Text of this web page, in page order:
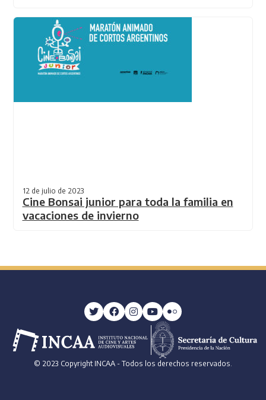
12 de julio de 2023
Cine Bonsai junior para toda la familia en
vacaciones de invierno
© 2023 Copyright INCAA - Todos los derechos reservados.